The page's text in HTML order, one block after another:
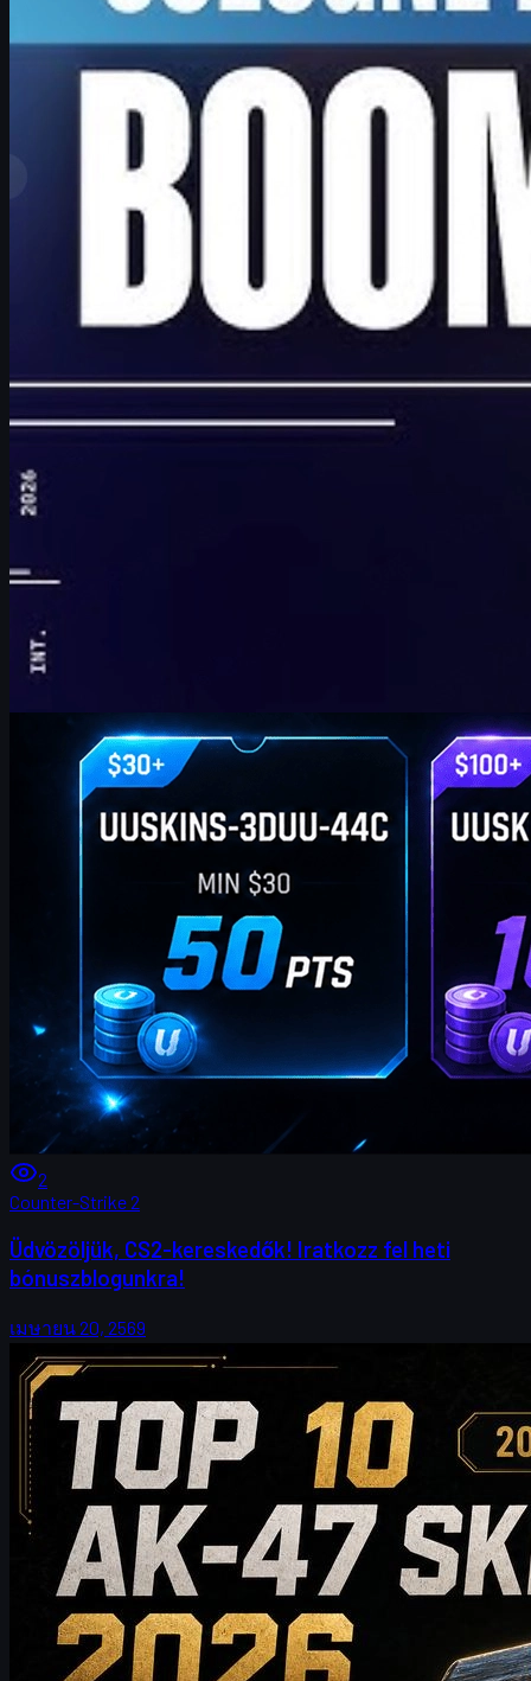
โดย David William
2
Counter-Strike 2
Üdvözöljük, CS2-kereskedők! Iratkozz fel heti
bónuszblogunkra!
เมษายน 20, 2569